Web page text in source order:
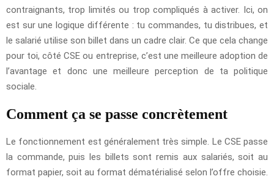
contraignants, trop limités ou trop compliqués à activer. Ici, on
est sur une logique différente : tu commandes, tu distribues, et
le salarié utilise son billet dans un cadre clair. Ce que cela change
pour toi, côté CSE ou entreprise, c’est une meilleure adoption de
l’avantage et donc une meilleure perception de ta politique
sociale.
Comment ça se passe concrètement
Le fonctionnement est généralement très simple. Le CSE passe
la commande, puis les billets sont remis aux salariés, soit au
format papier, soit au format dématérialisé selon l’offre choisie.